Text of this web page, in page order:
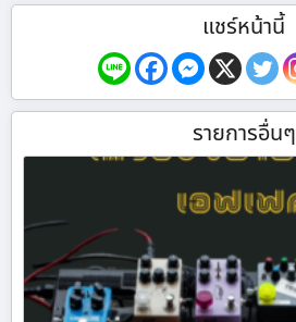
แชร์หน้านี้
รายการอื่นๆ